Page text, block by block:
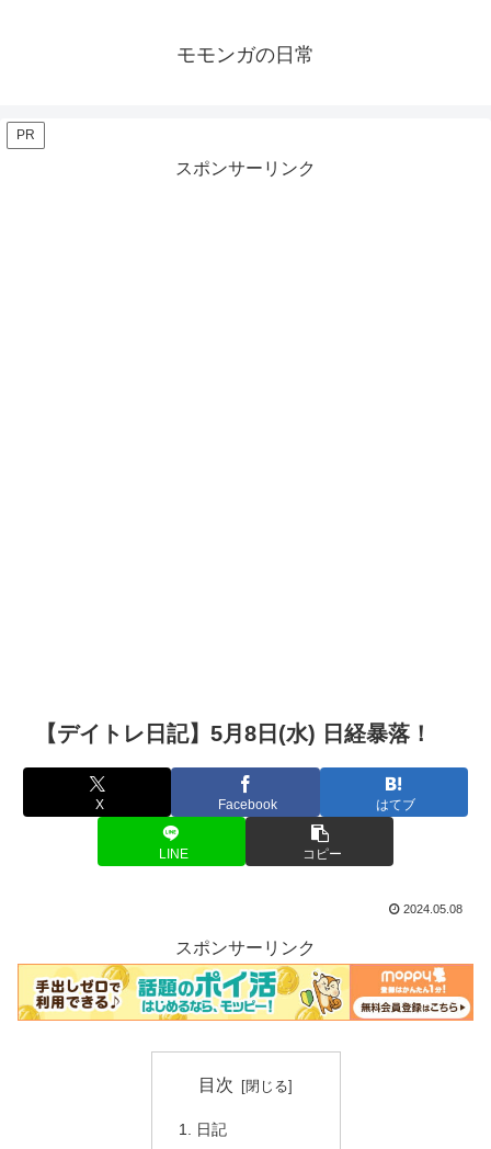
モモンガの日常
PR
スポンサーリンク
【デイトレ日記】5月8日(水) 日経暴落！
X Facebook はてブ
LINE コピー
2024.05.08
スポンサーリンク
目次
日記